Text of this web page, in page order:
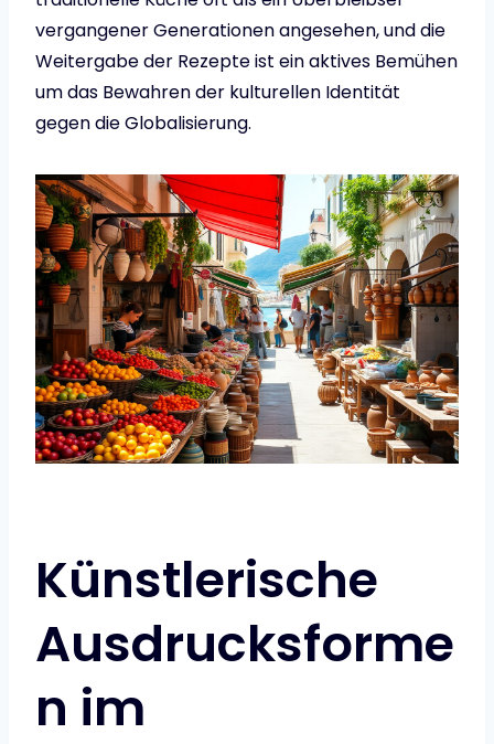
vergangener Generationen angesehen, und die
Weitergabe der Rezepte ist ein aktives Bemühen
um das Bewahren der kulturellen Identität
gegen die Globalisierung.
Künstlerische
Ausdrucksforme
n im